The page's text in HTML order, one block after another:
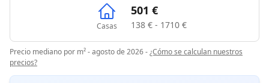
Casas
501 €
138 € - 1710 €
Precio mediano por m² - agosto de 2026-¿Cómo se calculan nuestros
precios?